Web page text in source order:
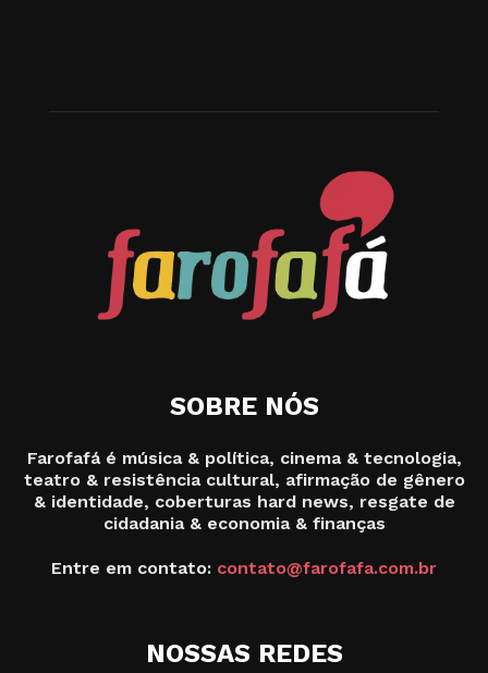
SOBRE NÓS
Farofafá é música & política, cinema & tecnologia,
teatro & resistência cultural, afirmação de gênero
& identidade, coberturas hard news, resgate de
cidadania & economia & finanças
Entre em contato: contato@farofafa.com.br
NOSSAS REDES